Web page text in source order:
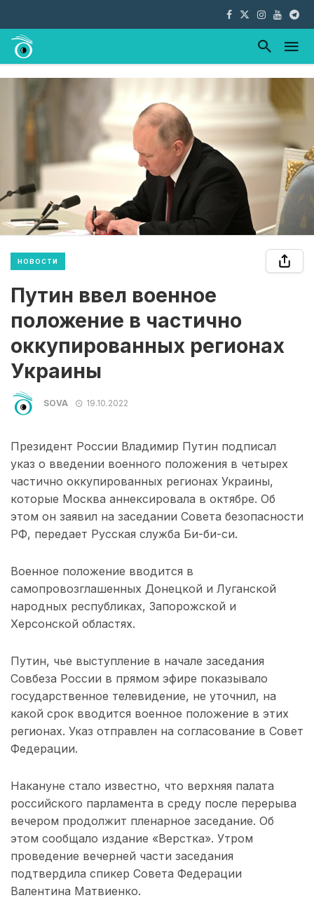
НОВОСТИ
Путин ввел военное
положение в частично
оккупированных регионах
Украины
SOVA 19.10.2022
Президент России Владимир Путин подписал
указ о введении военного положения в четырех
частично оккупированных регионах Украины,
которые Москва аннексировала в октябре. Об
этом он заявил на заседании Совета безопасности
РФ, передает Русская служба Би-би-си.
Военное положение вводится в
самопровозглашенных Донецкой и Луганской
народных республиках, Запорожской и
Херсонской областях.
Путин, чье выступление в начале заседания
Совбеза России в прямом эфире показывало
государственное телевидение, не уточнил, на
какой срок вводится военное положение в этих
регионах. Указ отправлен на согласование в Совет
Федерации.
Накануне стало известно, что верхняя палата
российского парламента в среду после перерыва
вечером продолжит пленарное заседание. Об
этом сообщало издание «Верстка». Утром
проведение вечерней части заседания
подтвердила спикер Совета Федерации
Валентина Матвиенко.